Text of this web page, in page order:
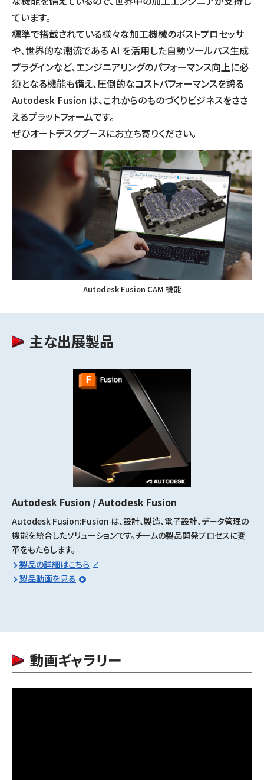
ています。
標準で搭載されている様々な加工機械のポストプロセッサ
や、世界的な潮流である AI を活用した自動ツールパス生成
プラグインなど、エンジニアリングのパフォーマンス向上に必
須となる機能も備え、圧倒的なコストパフォーマンスを誇る
Autodesk Fusion は、これからのものづくりビジネスをささ
えるプラットフォームです。
ぜひオートデスクブースにお立ち寄りください。
Autodesk Fusion CAM 機能
主な出展製品
Autodesk Fusion / Autodesk Fusion
Autodesk Fusion:Fusion は、設計、製造、電子設計、データ管理の
機能を統合したソリューションです。チームの製品開発プロセスに変
革をもたらします。
製品の詳細はこちら
製品動画を見る
動画ギャラリー